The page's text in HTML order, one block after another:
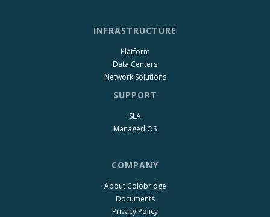
INFRASTRUCTURE
Platform
Data Centers
Network Solutions
SUPPORT
SLA
Managed OS
COMPANY
About Colobridge
Documents
Privacy Policy